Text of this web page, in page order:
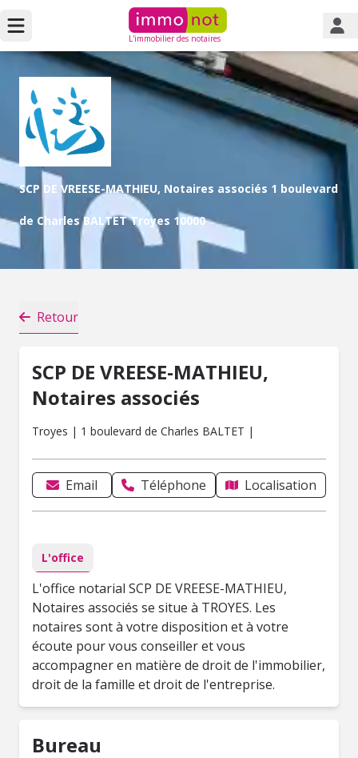
L'immobilier des notaires
SCP DE VREESE-MATHIEU, Notaires associés 1 boulevard
de Charles BALTET Troyes 10000
Retour
SCP DE VREESE-MATHIEU,
Notaires associés
Troyes | 1 boulevard de Charles BALTET |
Email Téléphone Localisation
L'office
L'office notarial SCP DE VREESE-MATHIEU,
Notaires associés se situe à TROYES. Les
notaires sont à votre disposition et à votre
écoute pour vous conseiller et vous
accompagner en matière de droit de l'immobilier,
droit de la famille et droit de l'entreprise.
Bureau